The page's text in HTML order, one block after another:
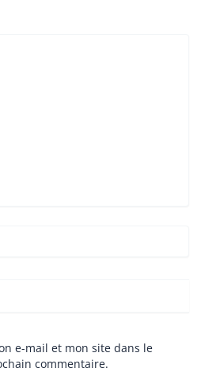
e-mail et mon site dans le
commentaire.